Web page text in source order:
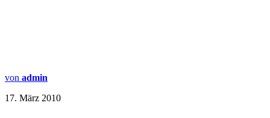
von admin
17. März 2010